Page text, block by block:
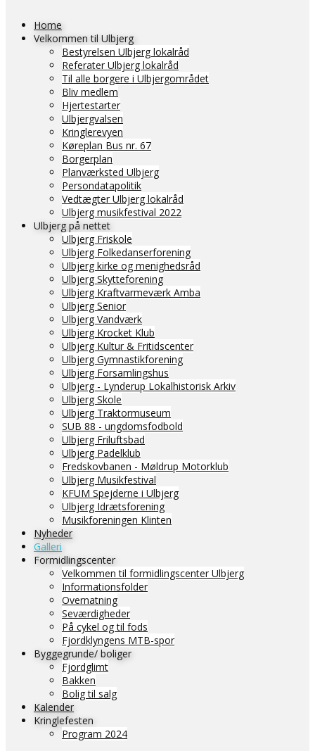
Home
Velkommen til Ulbjerg
Bestyrelsen Ulbjerg lokalråd
Referater Ulbjerg lokalråd
Til alle borgere i Ulbjergområdet
Bliv medlem
Hjertestarter
Ulbjergvalsen
Kringlerevyen
Køreplan Bus nr. 67
Borgerplan
Planværksted Ulbjerg
Persondatapolitik
Vedtægter Ulbjerg lokalråd
Ulbjerg musikfestival 2022
Ulbjerg på nettet
Ulbjerg Friskole
Ulbjerg Folkedanserforening
Ulbjerg kirke og menighedsråd
Ulbjerg Skytteforening
Ulbjerg Kraftvarmeværk Amba
Ulbjerg Senior
Ulbjerg Vandværk
Ulbjerg Krocket Klub
Ulbjerg Kultur & Fritidscenter
Ulbjerg Gymnastikforening
Ulbjerg Forsamlingshus
Ulbjerg - Lynderup Lokalhistorisk Arkiv
Ulbjerg Skole
Ulbjerg Traktormuseum
SUB 88 - ungdomsfodbold
Ulbjerg Friluftsbad
Ulbjerg Padelklub
Fredskovbanen - Møldrup Motorklub
Ulbjerg Musikfestival
KFUM Spejderne i Ulbjerg
Ulbjerg Idrætsforening
Musikforeningen Klinten
Nyheder
Galleri
Formidlingscenter
Velkommen til formidlingscenter Ulbjerg
Informationsfolder
Overnatning
Seværdigheder
På cykel og til fods
Fjordklyngens MTB-spor
Byggegrunde/ boliger
Fjordglimt
Bakken
Bolig til salg
Kalender
Kringlefesten
Program 2024